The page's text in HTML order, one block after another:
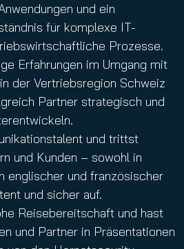
und ein
für komplexe IT-
Prozesse.
Erfahrungen im Umgang mit
der Vertriebsregion Schweiz
Partner strategisch und
und trittst
und Kunden – sowohl in
englischer und französischer
und sicher auf.
Reisebereitschaft und hast
und Partner in Präsentationen